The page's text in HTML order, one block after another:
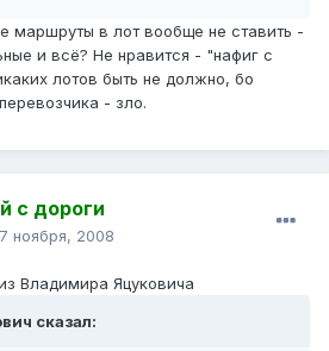
маршруты в лот вообще не ставить -
и всё? Не нравится - "нафиг с
лотов быть не должно, бо
- зло.
с дороги
ноября, 2008
Владимира Яцуковича
сказал: